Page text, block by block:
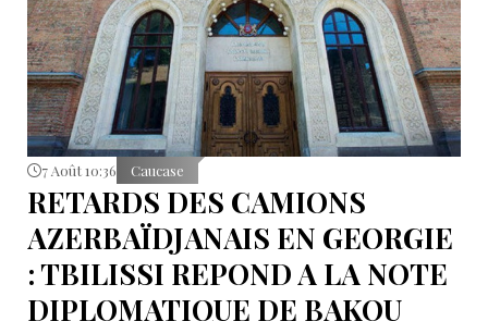
7 Août 10:36 Caucase
RETARDS DES CAMIONS
AZERBAÏDJANAIS EN GEORGIE
: TBILISSI REPOND A LA NOTE
DIPLOMATIQUE DE BAKOU